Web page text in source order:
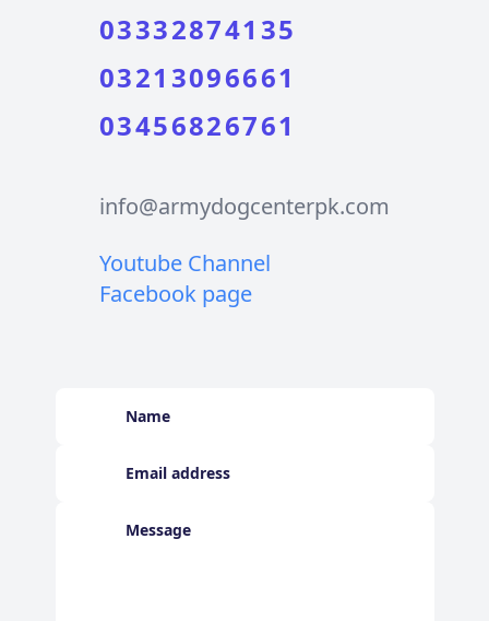
03332874135
03213096661
03456826761
info@armydogcenterpk.com
Youtube Channel
Facebook page